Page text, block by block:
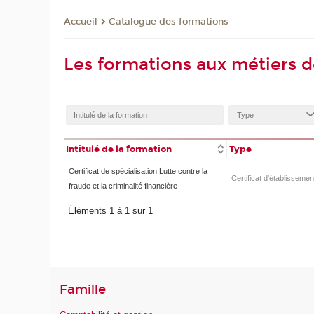
Accueil Catalogue des formations
Les formations aux métiers
Intitulé de la formation Type
Certificat de spécialisation Lutte contre la
fraude et la criminalité financière
Certificat
Éléments 1 à 1 sur 1
Famille